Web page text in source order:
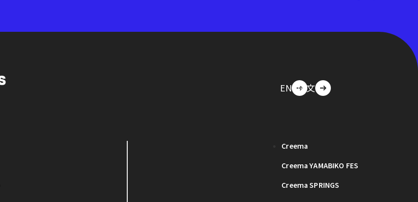
EN 中文
Creema
Creema YAMABIKO FES
Creema SPRINGS